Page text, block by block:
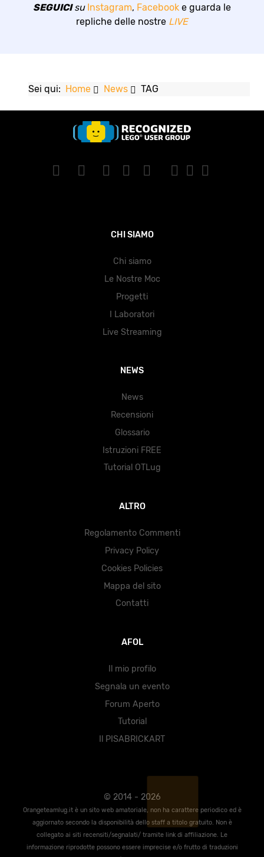
SEGUICIsu Instagram, Facebook e guarda le
repliche delle nostre LIVE
Sei qui: Home News TAG
CHI SIAMO
Chi siamo
Le Nostre Moc
Progetti
I Laboratori
Live Streaming
NEWS
News
Recensioni
Glossario
Istruzioni FREE
Tutorial OTLug
ALTRO
Regolamento Commenti
Privacy Policy
Cookies Policies
Mappa del sito
Contatti
AFOL
Il mio profilo
Segnala un evento
Forum Aperto
Tutorial
Il PISABRICKART
© 2014 - 2026
Orangeteamlug.it è un sito web amatoriale, non ha carattere periodico ed è
aggiornato secondo la disponibilità dello staff a titolo gratuito. Non è
collegato ai siti recensiti/segnalati/ tramite link di affiliazione. Le
informazione riprodotte possono essere imprecise e/o frutto di traduzioni